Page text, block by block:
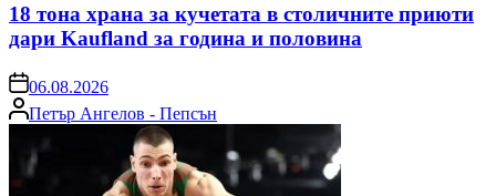
18 тона храна за кучетата в столичните приюти
дари Kaufland за година и половина
on06.08.2026
Posted
by
Петър Ангелов - Пепсън